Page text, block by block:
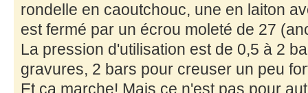
rondelle en caoutchouc, une en laiton
est fermé par un écrou moleté de 27
La pression d'utilisation est de 0,5 à 2
gravures, 2 bars pour creuser un peu
Et ça marche! Mais ce n'est pas pour